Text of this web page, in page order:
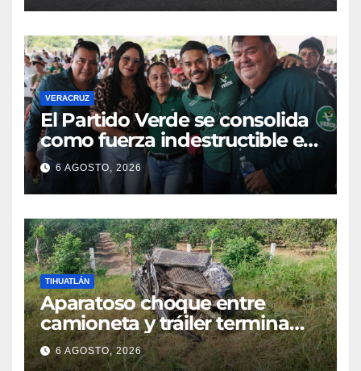
VERACRUZ
​El Partido Verde se consolida
como fuerza indestructible en
la zona norte de Veracruz
6 AGOSTO, 2026
TIHUATLÁN
Aparatoso choque entre
camioneta y tráiler termina
con ambas unidades fuera de
la carretera en Tihuatlán
6 AGOSTO, 2026